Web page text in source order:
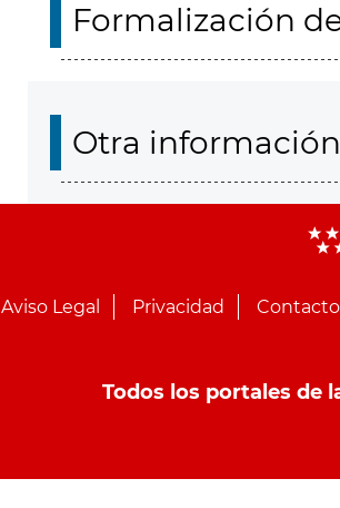
Formalización
Otra información
Aviso Legal Privacidad Contacto
Todos los portales de